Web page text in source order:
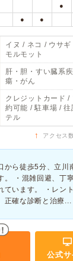
●
● ●
イヌ / ネコ / ウサ
モルモット
肝・胆・すい臓系
瘍・がん
クレジットカード
約可能 / 駐車場 /
テル
↑ アクセス
から徒歩5分、立川
。 ・混雑回避、丁
ています。 ・レン
正確な診断と治療...
公式サ